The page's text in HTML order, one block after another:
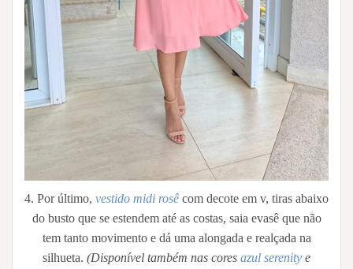
4. Por último, vestido midi rosê com decote em v, tiras abaixo
do busto que se estendem até as costas, saia evasê que não
tem tanto movimento e dá uma alongada e realçada na
silhueta. (Disponível também nas cores azul serenity e